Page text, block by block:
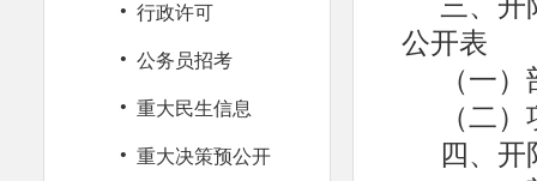
· 行政许可
· 公务员招考
· 重大民生信息
· 重大决策预公开
公开表
（一
（二
四、